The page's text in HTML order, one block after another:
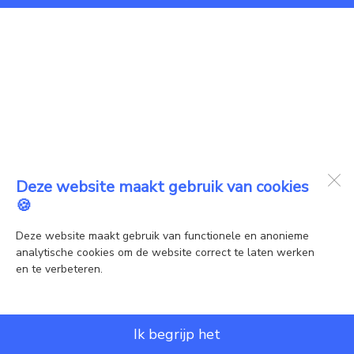
Deze website maakt gebruik van cookies
🍪
Deze website maakt gebruik van functionele en anonieme
analytische cookies om de website correct te laten werken
en te verbeteren.
Ik begrijp het